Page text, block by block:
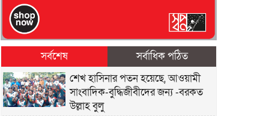
সর্বশেষ
সর্বাধিক পঠিত
শেখ হাসিনার পতন হয়েছে, আওয়ামী
সাংবাদিক-বুদ্ধিজীবীদের জন্য -বরকত
উল্লাহ বুলু